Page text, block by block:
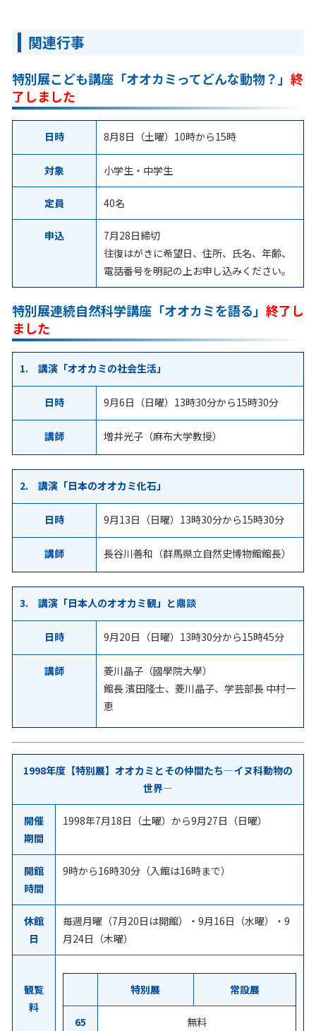
関連行事
特別展こども講座「オオカミってどんな動物？」 終
了しました
日時 8月8日（土曜）10時から15時
対象 小学生・中学生
定員 40名
申込
7月28日締切
往復はがきに希望日、住所、氏名、年齢、
電話番号を明記の上お申し込みください。
特別展連続自然科学講座「オオカミを語る」 終了し
ました
1. 講演「オオカミの社会生活」
日時 9月6日（日曜）13時30分から15時30分
講師 増井光子（麻布大学教授）
2. 講演「日本のオオカミ化石」
日時 9月13日（日曜）13時30分から15時30分
講師 長谷川善和（群馬県立自然史博物館館長）
3. 講演「日本人のオオカミ観」と鼎談
日時 9月20日（日曜）13時30分から15時45分
講師
菱川晶子（國學院大學）
館長 濱田隆士、菱川晶子、学芸部長 中村一
恵
1998年度【特別展】オオカミとその仲間たち―イヌ科動物の
世界―
開催
期間
1998年7月18日（土曜）から9月27日（日曜）
開館
時間
9時から16時30分（入館は16時まで）
休館
日
毎週月曜（7月20日は開館）・9月16日（水曜）・9
月24日（木曜）
観覧
料
特別展 常設展
65
無料